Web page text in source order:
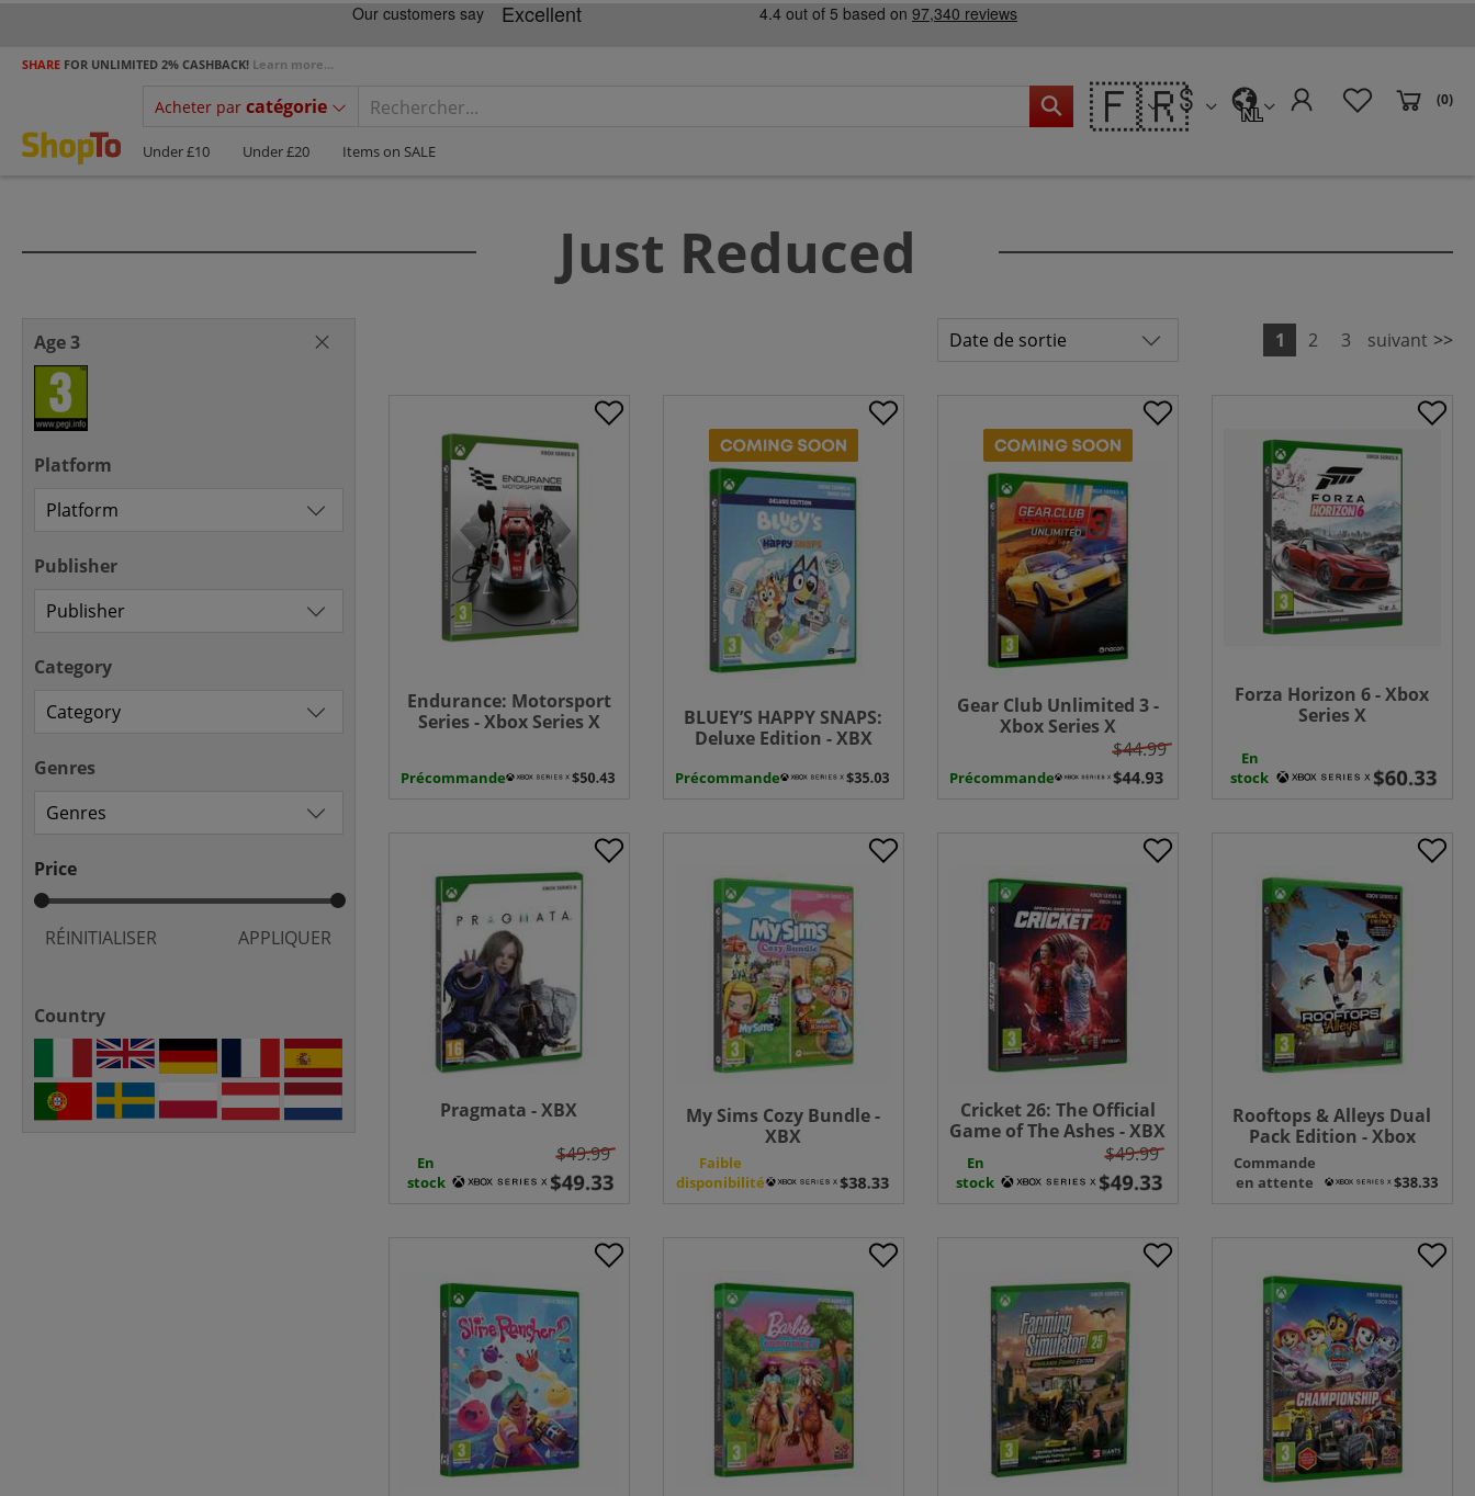
SHARE FOR UNLIMITED 2% CASHBACK! Learn more...
Acheter par catégorie 🇫🇷 NL
(0)
Under £10 Under £20 Items on SALE
Just Reduced
Age 3
Platform
Publisher
Category
Genres
Price
RÉINITIALISER APPLIQUER
Country
1 2 3 suivant >>
Endurance: Motorsport
Series - Xbox Series X
Précommande
BLUEY’S HAPPY SNAPS:
Deluxe Edition - XBX
Précommande
Gear Club Unlimited 3 -
Xbox Series X
Précommande
$44.99
Forza Horizon 6 - Xbox
Series X
En
stock
Pragmata - XBX
En
stock
$49.99
My Sims Cozy Bundle -
XBX
Faible
disponibilité
Cricket 26: The Official
Game of The Ashes - XBX
En
stock
$49.99
Rooftops & Alleys Dual
Pack Edition - Xbox
Series X
Commande
en attente